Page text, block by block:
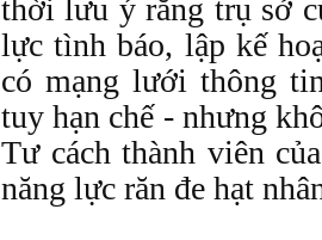
thời lưu ý rằng trụ sở
lực tình báo, lập kế
có mạng lưới thông
tuy hạn chế - nhưng
Tư cách thành viên
năng lực răn đe hạt